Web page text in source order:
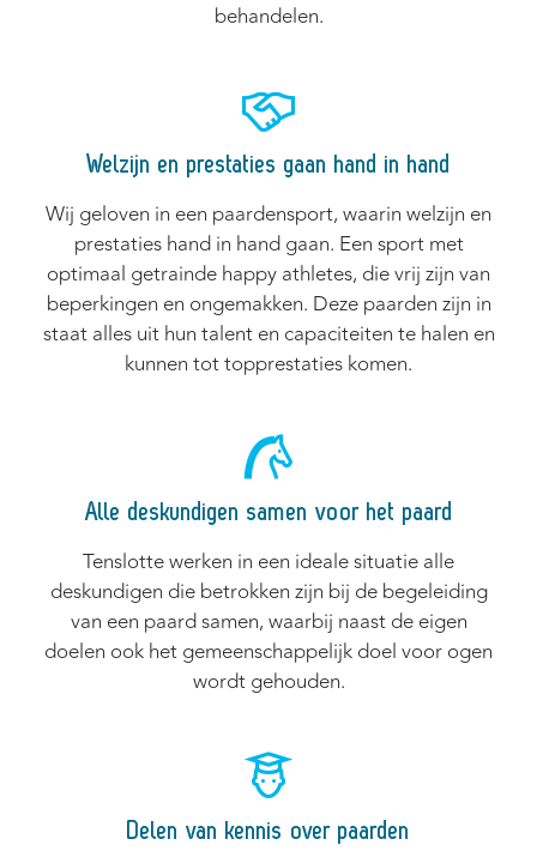
behandelen.
Welzijn en prestaties gaan hand in hand
Wij geloven in een paardensport, waarin welzijn en
prestaties hand in hand gaan. Een sport met
optimaal getrainde happy athletes, die vrij zijn van
beperkingen en ongemakken. Deze paarden zijn in
staat alles uit hun talent en capaciteiten te halen en
kunnen tot topprestaties komen.
Alle deskundigen samen voor het paard
Tenslotte werken in een ideale situatie alle
deskundigen die betrokken zijn bij de begeleiding
van een paard samen, waarbij naast de eigen
doelen ook het gemeenschappelijk doel voor ogen
wordt gehouden.
Delen van kennis over paarden